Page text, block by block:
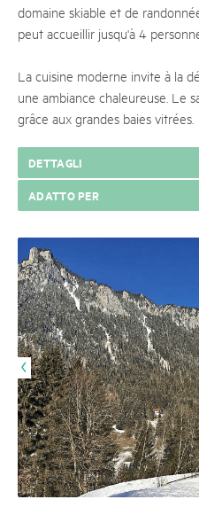
domaine skiable et de
peut accueillir jusqu'à 4
La cuisine moderne invite à la
une ambiance chaleureuse. Le
grâce aux grandes baies vitrées.
DETTAGLI
ADATTO PER